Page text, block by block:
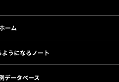
ホーム
うになるノート
データベース